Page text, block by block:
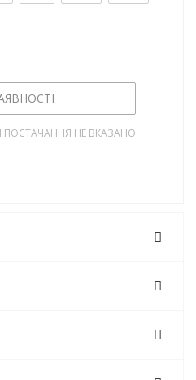
ПОСТАЧАННЯ НЕ ВКАЗАНО